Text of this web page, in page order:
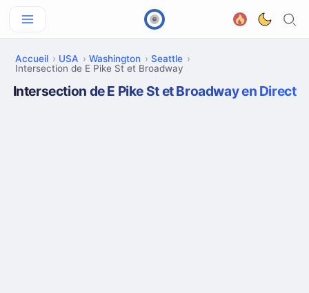
Accueil USA Washington
Seattle
Intersection de E Pike St et Broadway
Intersection de E Pike St et Broadway en Direct